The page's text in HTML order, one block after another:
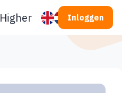
Higherlevel Inloggen